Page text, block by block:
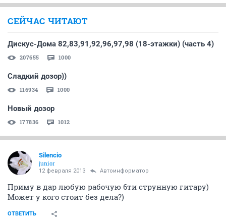
СЕЙЧАС ЧИТАЮТ
Дискус-Дома 82,83,91,92,96,97,98 (18-этажки) (часть 4)
207655 1000
Сладкий дозор))
116934 1000
Новый дозор
177836 1012
Silencio
junior
12 февраля 2013 Автоинформатор
Приму в дар любую рабочую 6ти струнную гитару)
Может у кого стоит без дела?)
ОТВЕТИТЬ